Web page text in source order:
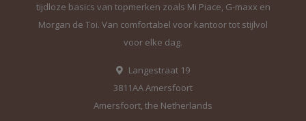
tijdloze basics van topmerken zoals Mi Piace, G-maxx en
Morgan de Toi. Van comfortabel voor kantoor tot stijlvol
voor elke dag.
Langestraat 19
3811AA Amersfoort
Amersfoort, the Netherlands